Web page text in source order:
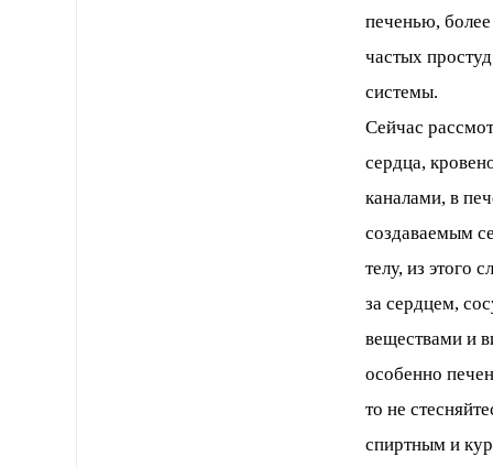
печенью,
частых
системы.
Сейчас
сердца,
каналами, в
создаваемым
телу, из этого
за сердцем,
веществами и
особенно
то не
спиртным и